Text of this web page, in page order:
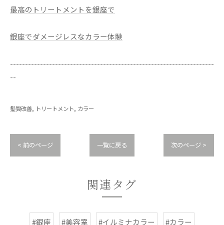
最高のトリートメントを銀座で
銀座でダメージレスなカラー体験
--------------------------------------------------------------------
--
髪質改善 トリートメント カラー
< 前のページ 一覧に戻る 次のページ >
関連タグ
#銀座 #美容室 #イルミナカラー #カラー